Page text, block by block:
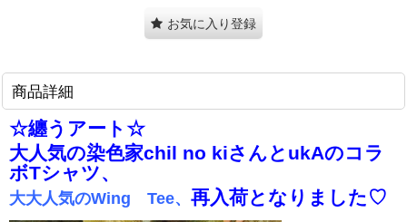
お気に入り登録
商品詳細
☆纏うアート☆
大人気の染色家chil no kiさんとukAのコラ
ボTシャツ、
大大人気のWing Tee、 再入荷となりました♡